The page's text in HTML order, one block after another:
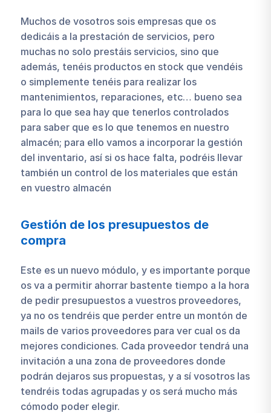
Muchos de vosotros sois empresas que os
dedicáis a la prestación de servicios, pero
muchas no solo prestáis servicios, sino que
además, tenéis productos en stock que vendéis
o simplemente tenéis para realizar los
mantenimientos, reparaciones, etc… bueno sea
para lo que sea hay que tenerlos controlados
para saber que es lo que tenemos en nuestro
almacén; para ello vamos a incorporar la gestión
del inventario, así si os hace falta, podréis llevar
también un control de los materiales que están
en vuestro almacén
Gestión de los presupuestos de
compra
Este es un nuevo módulo, y es importante porque
os va a permitir ahorrar bastente tiempo a la hora
de pedir presupuestos a vuestros proveedores,
ya no os tendréis que perder entre un montón de
mails de varios proveedores para ver cual os da
mejores condiciones. Cada proveedor tendrá una
invitación a una zona de proveedores donde
podrán dejaros sus propuestas, y a sí vosotros las
tendréis todas agrupadas y os será mucho más
cómodo poder elegir.